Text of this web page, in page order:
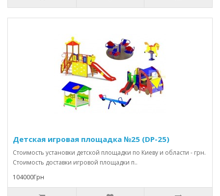
Детская игровая площадка №25 (DP-25)
Стоимость установки детской площадки по Киеву и области - грн.
Стоимость доставки игровой площадки п..
104000Грн